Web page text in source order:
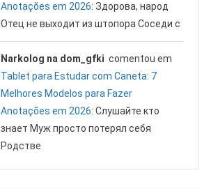
Anotações em 2026: Здорова, народ
Отец не выходит из штопора Соседи с
Narkolog na dom_gfki comentou em
Tablet para Estudar com Caneta: 7
Melhores Modelos para Fazer
Anotações em 2026: Слушайте кто
знает Муж просто потерял себя
Родстве